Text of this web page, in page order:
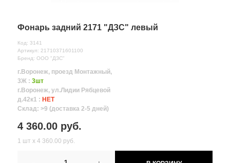
Фонарь задний 2171 "ДЗС" левый
Код: 3141
Артикул: 21710371601100
Бренд: ООО "ДЗС"
г.Воронеж, проезд Монтажный,
3Ж : 3шт
г.Воронеж, ул.Лидии Рябцевой
д.42к1 : НЕТ
Склад: >9 (доставка 2-5 дней)
4 360.00 руб.
1 шт х 4 360.00 руб.